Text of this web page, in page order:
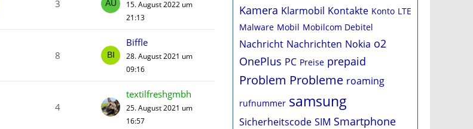
3
15. August 2022 um
21:13
8
Biffle
28. August 2021 um
09:16
4
textilfreshgmbh
25. August 2021 um
16:57
Kamera Klarmobil Kontakte Konto LTE
Malware Mobil Mobilcom Debitel
Nachricht Nachrichten Nokia o2
OnePlus PC Preise prepaid
Problem Probleme roaming
rufnummer samsung
Sicherheitscode SIM Smartphone